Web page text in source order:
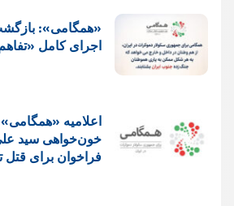
«همگامی»:
اجرای کامل
اعلامیه
خون‌خواهی سید
فراخوان برای قتل